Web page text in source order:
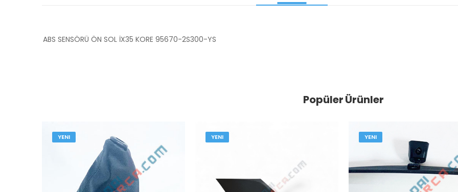
ABS SENSÖRÜ ÖN SOL İX35 KORE 95670-2S300-YS
Popüler Ürünler
YENI YENI YENI